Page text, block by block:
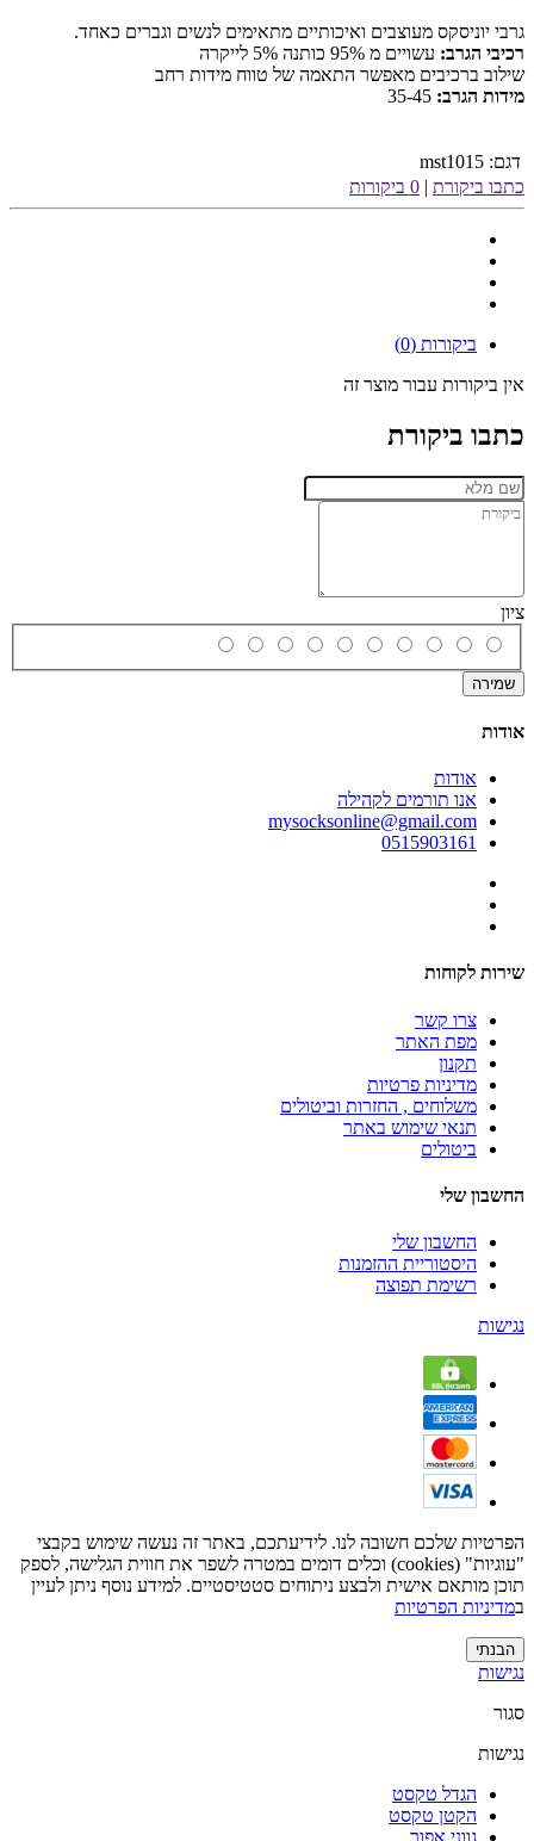
גרבי יוניסקס מעוצבים ואיכותיים מתאימים לנשים וגברים כאחד.
רכיבי הגרב: עשויים מ 95% כותנה 5% לייקרה
שילוב ברכיבים מאפשר התאמה של טווח מידות רחב
מידות הגרב: 35-45
דגם: mst1015
כתבו ביקורת | 0 ביקורות
ביקורות (0)
אין ביקורות עבור מוצר זה
כתבו ביקורת
ציון
שמירה
אודות
אודות
אנו תורמים לקהילה
mysocksonline@gmail.com
0515903161
שירות לקוחות
צרו קשר
מפת האתר
תקנון
מדיניות פרטיות
משלוחים , החזרות וביטולים
תנאי שימוש באתר
ביטולים
החשבון שלי
החשבון שלי
היסטוריית ההזמנות
רשימת תפוצה
נגישות
הפרטיות שלכם חשובה לנו. לידיעתכם, באתר זה נעשה שימוש בקבצי
"עוגיות" (cookies) וכלים דומים במטרה לשפר את חווית הגלישה, לספק
תוכן מותאם אישית ולבצע ניתוחים סטטיסטיים. למידע נוסף ניתן לעיין
במדיניות הפרטיות
הבנתי
נגישות
סגור
נגישות
הגדל טקסט
הקטן טקסט